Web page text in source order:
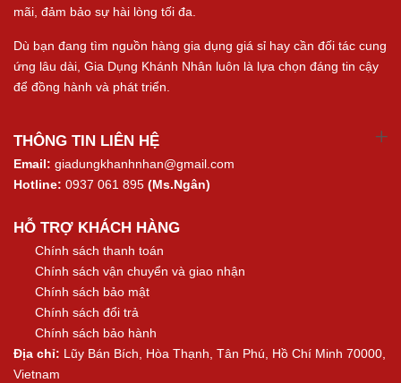
mãi, đảm bảo sự hài lòng tối đa.
Dù bạn đang tìm nguồn hàng gia dụng giá sỉ hay cần đối tác cung
ứng lâu dài, Gia Dụng Khánh Nhân luôn là lựa chọn đáng tin cậy
để đồng hành và phát triển.
THÔNG TIN LIÊN HỆ
Email: giadungkhanhnhan@gmail.com
Hotline: 0937 061 895 (Ms.Ngân)
HỖ TRỢ KHÁCH HÀNG
Chính sách thanh toán
Chính sách vận chuyển và giao nhận
Chính sách bảo mật
Chính sách đổi trả
Chính sách bảo hành
Địa chỉ: Lũy Bán Bích, Hòa Thạnh, Tân Phú, Hồ Chí Minh 70000,
Vietnam